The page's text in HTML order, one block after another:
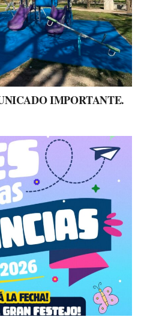
IMPORTANTE.